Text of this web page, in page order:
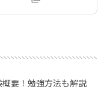
要！勉強方法も解説